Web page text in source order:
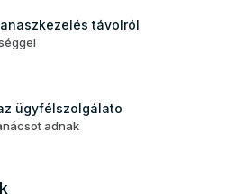
távolról
ügyfélszolgálato
adnak